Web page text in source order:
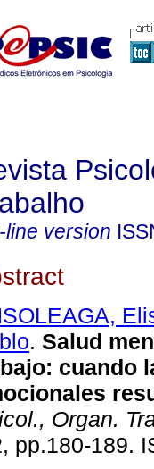
line version
. Salud
: cuando
Organ.
pp.180-189.